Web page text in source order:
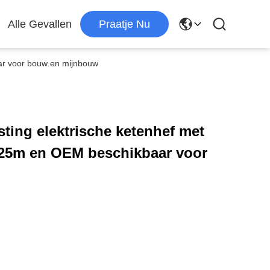
Alle Gevallen Praatje Nu
voor bouw en mijnbouw
elektrische ketenhef met
en OEM beschikbaar voor